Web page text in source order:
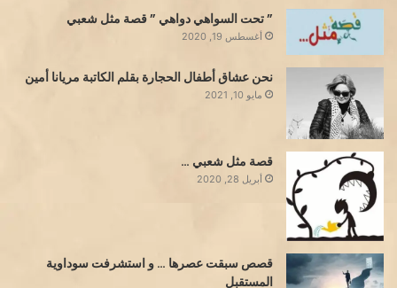
” تحت السواهي دواهي ” قصة مثل شعبي
أغسطس 19, 2020
نحن عشاق أطفال الحجارة بقلم الكاتبة مريانا أمين
مايو 10, 2021
قصة مثل شعبي …
أبريل 28, 2020
قصص سبقت عصرها … و استشرفت سوداوية
المستقبل